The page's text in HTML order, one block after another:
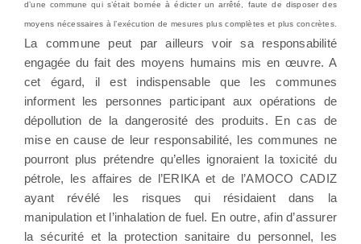
d’une commune qui s’était bornée à édicter un arrêté, faute de disposer des
moyens nécessaires à l’exécution de mesures plus complètes et plus concrètes.
La commune peut par ailleurs voir sa responsabilité
engagée du fait des moyens humains mis en œuvre. A
cet égard, il est indispensable que les communes
informent les personnes participant aux opérations de
dépollution de la dangerosité des produits. En cas de
mise en cause de leur responsabilité, les communes ne
pourront plus prétendre qu’elles ignoraient la toxicité du
pétrole, les affaires de l’ERIKA et de l’AMOCO CADIZ
ayant révélé les risques qui résidaient dans la
manipulation et l’inhalation de fuel. En outre, afin d’assurer
la sécurité et la protection sanitaire du personnel, les